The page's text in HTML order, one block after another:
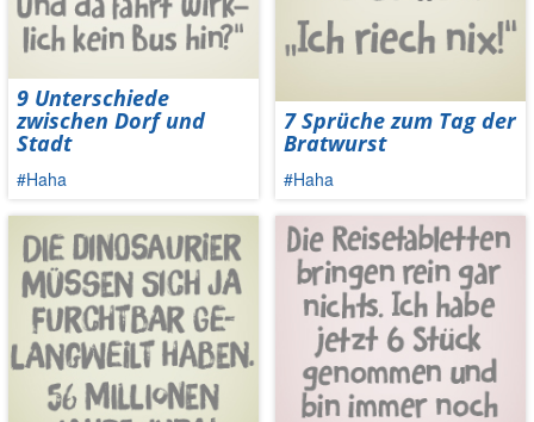
9 Unterschiede
zwischen Dorf und
Stadt
#Haha
7 Sprüche zum Tag der
Bratwurst
#Haha